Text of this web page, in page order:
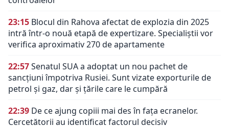
23:15 Blocul din Rahova afectat de explozia din 2025
intră într-o nouă etapă de expertizare. Specialiștii vor
verifica aproximativ 270 de apartamente
22:57Senatul SUA a adoptat un nou pachet de
sancțiuni împotriva Rusiei. Sunt vizate exporturile de
petrol și gaz, dar și țările care le cumpără
22:39 De ce ajung copiii mai des în fața ecranelor.
Cercetătorii au identificat factorul decisiv